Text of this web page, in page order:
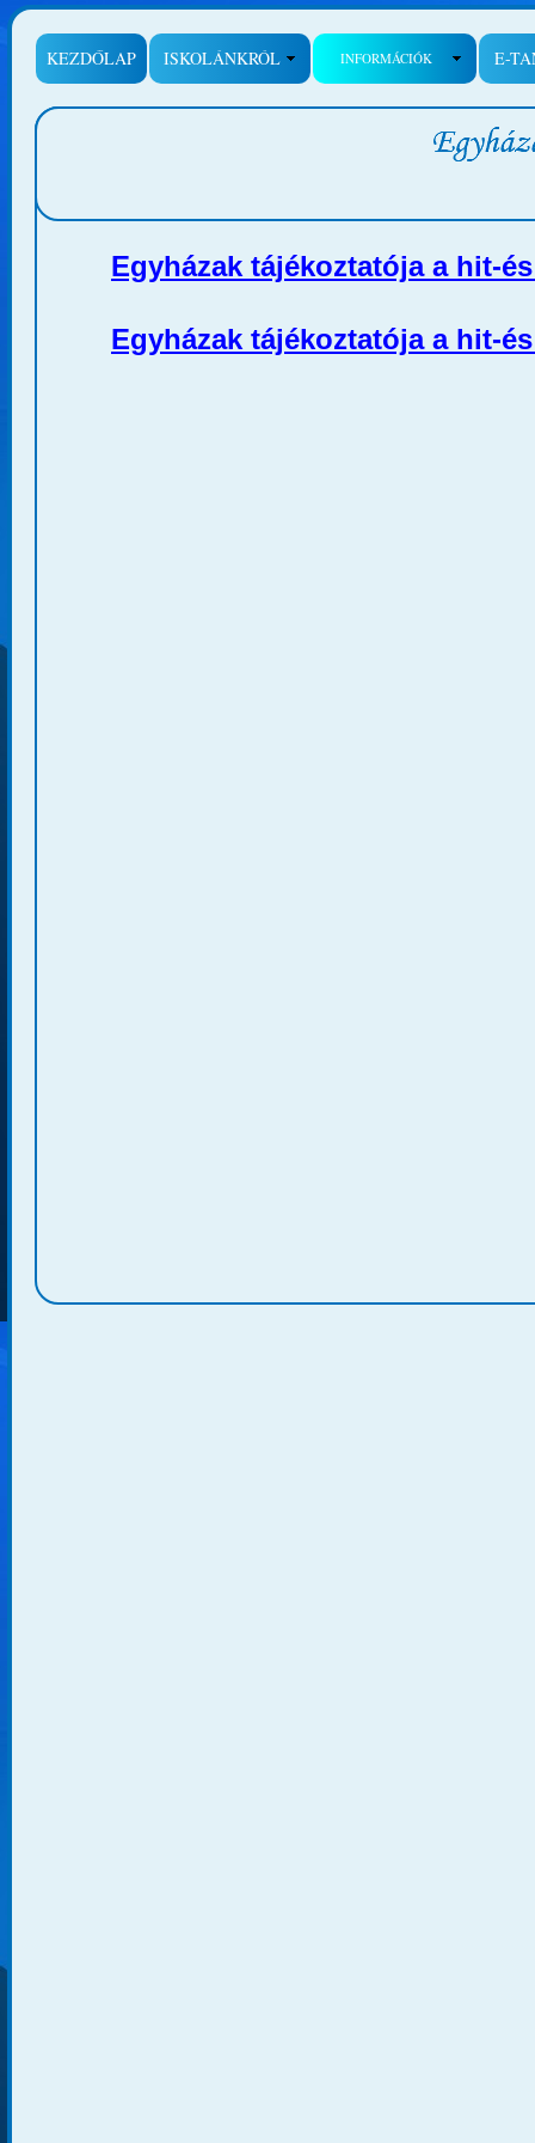
KEZDŐLAP ISKOLÁNKRÓL INFORMÁCIÓK E-
Egyházak tájékoztatója a hit-
Egyházak tájékoztatója a hit-